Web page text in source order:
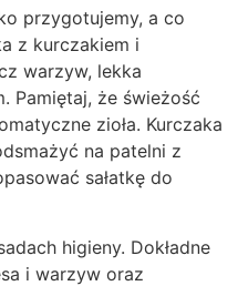
przygotujemy, a co
z kurczakiem i
warzyw, lekka
Pamiętaj, że świeżość
zioła. Kurczaka
na patelni z
sałatkę do
higieny. Dokładne
i warzyw oraz